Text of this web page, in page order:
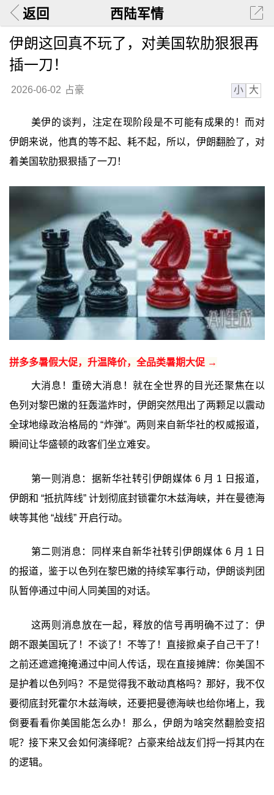
返回 西陆军情
伊朗这回真不玩了，对美国软肋狠狠再
插一刀！
2026-06-02 占豪 小 大
美伊的谈判，注定在现阶段是不可能有成果的！而对
伊朗来说，他真的等不起、耗不起，所以，伊朗翻脸了，对
着美国软肋狠狠插了一刀！
拼多多暑假大促，升温降价，全品类暑期大促 →
大消息！重磅大消息！就在全世界的目光还聚焦在以
色列对黎巴嫩的狂轰滥炸时，伊朗突然甩出了两颗足以震动
全球地缘政治格局的 “炸弹”。两则来自新华社的权威报道，
瞬间让华盛顿的政客们坐立难安。
第一则消息：据新华社转引伊朗媒体 6 月 1 日报道，
伊朗和 “抵抗阵线” 计划彻底封锁霍尔木兹海峡，并在曼德海
峡等其他 “战线” 开启行动。
第二则消息：同样来自新华社转引伊朗媒体 6 月 1 日
的报道，鉴于以色列在黎巴嫩的持续军事行动，伊朗谈判团
队暂停通过中间人同美国的对话。
这两则消息放在一起，释放的信号再明确不过了：伊
朗不跟美国玩了！不谈了！不等了！直接掀桌子自己干了！
之前还遮遮掩掩通过中间人传话，现在直接摊牌：你美国不
是护着以色列吗？不是觉得我不敢动真格吗？那好，我不仅
要彻底封死霍尔木兹海峡，还要把曼德海峡也给你堵上，我
倒要看看你美国能怎么办！那么，伊朗为啥突然翻脸变招
呢？接下来又会如何演绎呢？占豪来给战友们捋一捋其内在
的逻辑。